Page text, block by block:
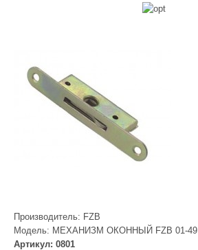
Производитель: FZB
Модель: МЕХАНИЗМ ОКОННЫЙ FZB 01-49
Артикул: 0801